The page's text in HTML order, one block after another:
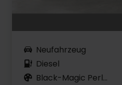
Neufahrzeug
Diesel
Black-Magic Perleffekt